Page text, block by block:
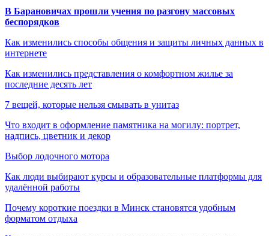
В Барановичах прошли учения по разгону массовых
беспорядков
Как изменились способы общения и защиты личных данных в
интернете
Как изменились представления о комфортном жилье за
последние десять лет
7 вещей, которые нельзя смывать в унитаз
Что входит в оформление памятника на могилу: портрет,
надпись, цветник и декор
Выбор лодочного мотора
Как люди выбирают курсы и образовательные платформы для
удалённой работы
Почему короткие поездки в Минск становятся удобным
форматом отдыха